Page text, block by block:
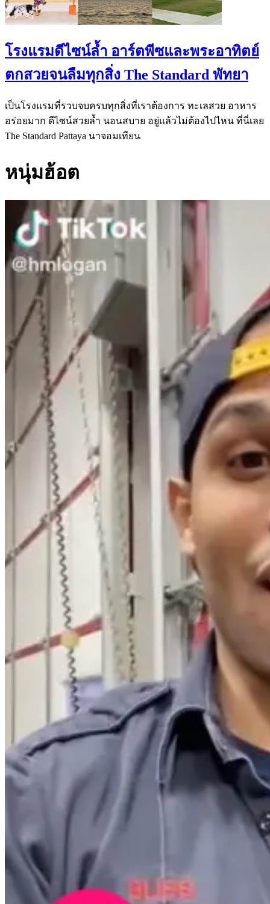
โรงแรมดีไซน์ล้ำ อาร์ตพีซและพระอาทิตย์
ตกสวยจนลืมทุกสิ่ง The Standard พัทยา
เป็นโรงแรมที่รวบจบครบทุกสิ่งที่เราต้องการ ทะเลสวย อาหาร
อร่อยมาก ดีไซน์สวยล้ำ นอนสบาย อยู่แล้วไม่ต้องไปไหน ที่นี่เลย
The Standard Pattaya นาจอมเทียน
หนุ่มฮ้อต